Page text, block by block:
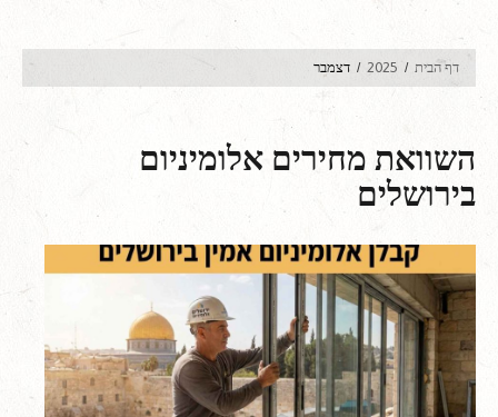
דף הבית 2025 דצמבר
השוואת מחירים אלומיניום
בירושלים